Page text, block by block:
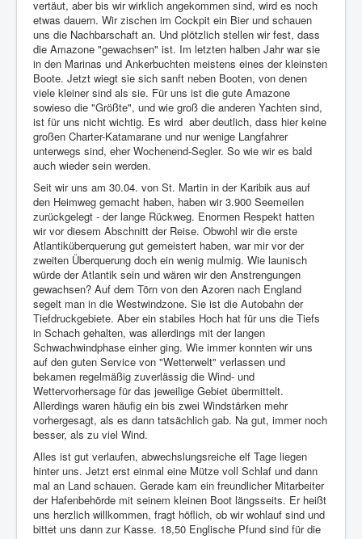
vertäut, aber bis wir wirklich angekommen sind, wird es noch
etwas dauern. Wir zischen im Cockpit ein Bier und schauen
uns die Nachbarschaft an. Und plötzlich stellen wir fest, dass
die Amazone "gewachsen" ist. Im letzten halben Jahr war sie
in den Marinas und Ankerbuchten meistens eines der kleinsten
Boote. Jetzt wiegt sie sich sanft neben Booten, von denen
viele kleiner sind als sie. Für uns ist die gute Amazone
sowieso die "Größte", und wie groß die anderen Yachten sind,
ist für uns nicht wichtig. Es wird aber deutlich, dass hier keine
großen Charter-Katamarane und nur wenige Langfahrer
unterwegs sind, eher Wochenend-Segler. So wie wir es bald
auch wieder sein werden.
Seit wir uns am 30.04. von St. Martin in der Karibik aus auf
den Heimweg gemacht haben, haben wir 3.900 Seemeilen
zurückgelegt - der lange Rückweg. Enormen Respekt hatten
wir vor diesem Abschnitt der Reise. Obwohl wir die erste
Atlantiküberquerung gut gemeistert haben, war mir vor der
zweiten Überquerung doch ein wenig mulmig. Wie launisch
würde der Atlantik sein und wären wir den Anstrengungen
gewachsen? Auf dem Törn von den Azoren nach England
segelt man in die Westwindzone. Sie ist die Autobahn der
Tiefdruckgebiete. Aber ein stabiles Hoch hat für uns die Tiefs
in Schach gehalten, was allerdings mit der langen
Schwachwindphase einher ging. Wie immer konnten wir uns
auf den guten Service von "Wetterwelt" verlassen und
bekamen regelmäßig zuverlässig die Wind- und
Wettervorhersage für das jeweilige Gebiet übermittelt.
Allerdings waren häufig ein bis zwei Windstärken mehr
vorhergesagt, als es dann tatsächlich gab. Na gut, immer noch
besser, als zu viel Wind.
Alles ist gut verlaufen, abwechslungsreiche elf Tage liegen
hinter uns. Jetzt erst einmal eine Mütze voll Schlaf und dann
mal an Land schauen. Gerade kam ein freundlicher Mitarbeiter
der Hafenbehörde mit seinem kleinen Boot längsseits. Er heißt
uns herzlich willkommen, fragt höflich, ob wir wohlauf sind und
bittet uns dann zur Kasse. 18,50 Englische Pfund sind für die